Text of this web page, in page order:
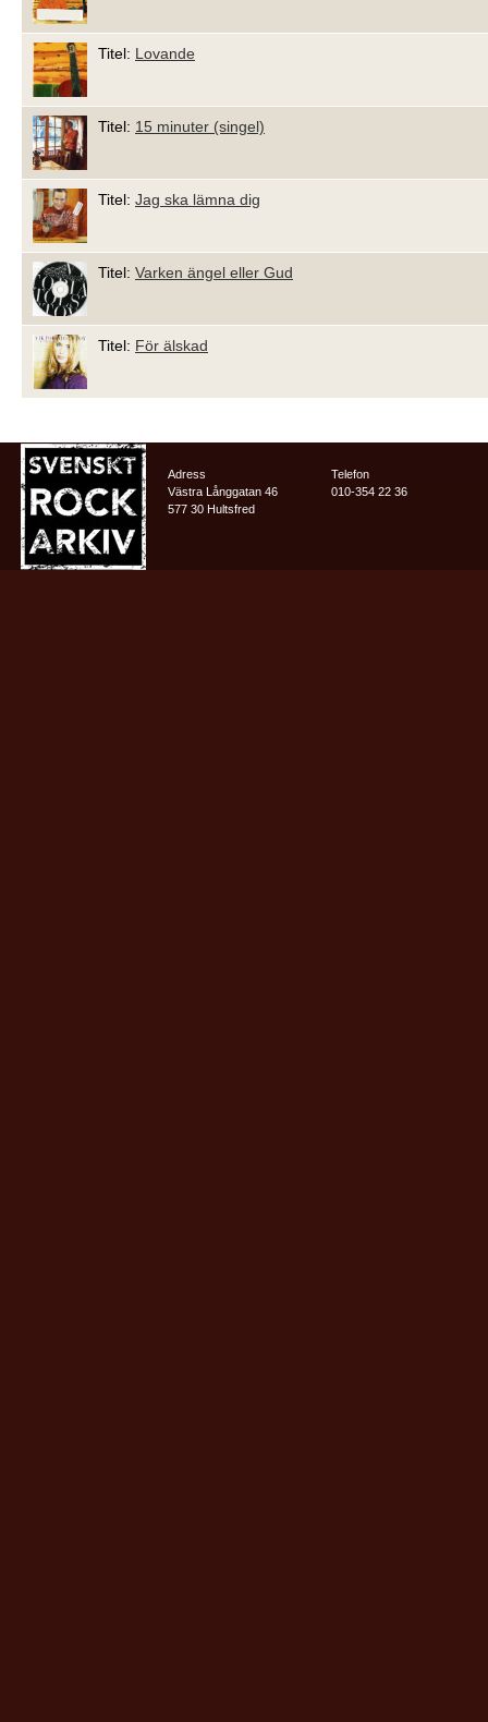
Titel: Lovande
Titel: 15 minuter (singel)
Titel: Jag ska lämna dig
Titel: Varken ängel eller Gud
Titel: För älskad
Adress
Västra Långgatan 46
577 30 Hultsfred
Telefon
010-354 22 36